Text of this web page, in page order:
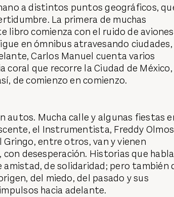
a distintos puntos geográficos,
La primera de muchas
libro comienza con el ruido de
en ómnibus atravesando ciudades,
Carlos Manuel cuenta varios
que recorre la Ciudad de México,
de comienzo en comienzo.
autos. Mucha calle y algunas fiestas
el Instrumentista, Freddy
Gringo, entre otros, van y vienen
con desesperación. Historias que
de solidaridad; pero también
del miedo, del pasado y sus
hacia adelante.